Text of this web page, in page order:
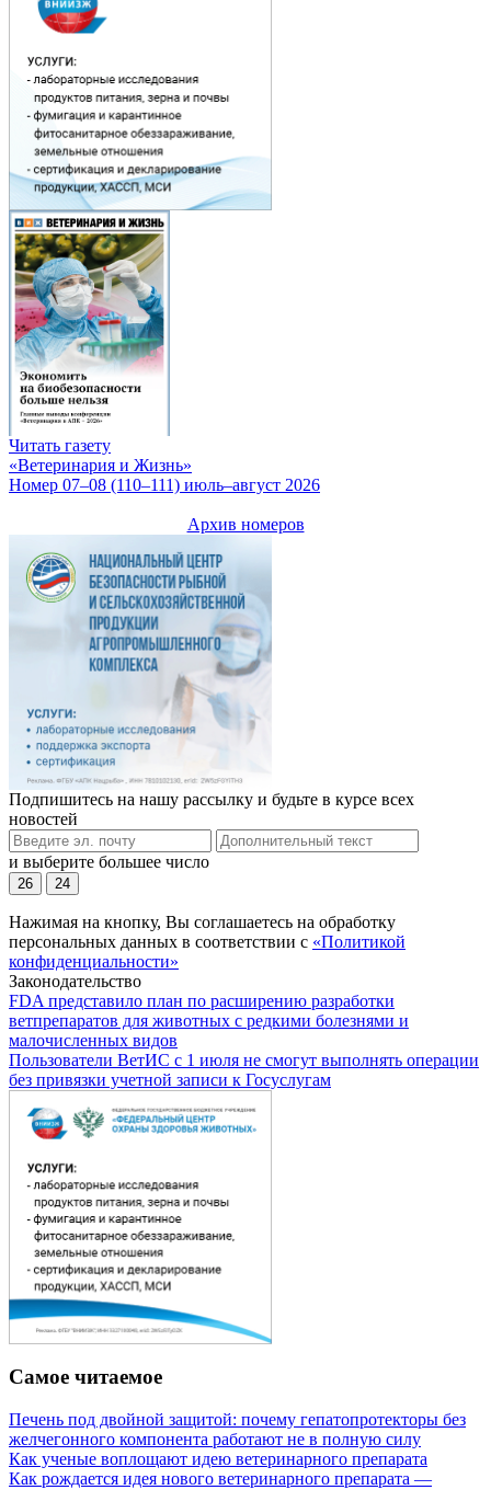
Читать газету
«Ветеринария и Жизнь»
Номер 07–08 (110–111) июль–август 2026
Архив номеров
Подпишитесь на нашу рассылку и будьте в курсе всех
новостей
и выберите большее число
26 24
Нажимая на кнопку, Вы соглашаетесь на обработку
персональных данных в соответствии с «Политикой
конфиденциальности»
Законодательство
FDA представило план по расширению разработки
ветпрепаратов для животных с редкими болезнями и
малочисленных видов
Пользователи ВетИС с 1 июля не смогут выполнять операции
без привязки учетной записи к Госуслугам
Самое читаемое
Печень под двойной защитой: почему гепатопротекторы без
желчегонного компонента работают не в полную силу
Как ученые воплощают идею ветеринарного препарата
Как рождается идея нового ветеринарного препарата —